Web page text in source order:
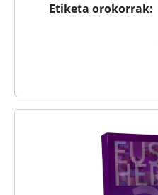
Etiketa orokorrak